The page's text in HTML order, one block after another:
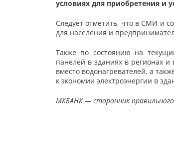
условиях для приобретения и
Следует отметить, что в СМИ и
для населения и
Также по состоянию на
панелей в зданиях в регионах и
вместо водонагревателей, а
к экономии электроэнергии в
МКБАНК — сторонник